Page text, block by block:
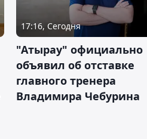
17:16, Сегодня
"Атырау" официально
объявил об отставке
главного тренера
Владимира Чебурина